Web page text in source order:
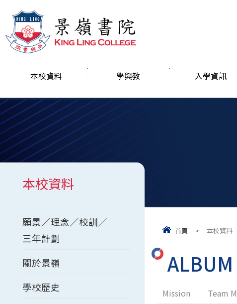
本校資料 學與教 入學資訊
首頁 > 本校資料
ALBUM
Mission Team
本校資料
願景／理念／校訓／
三年計劃
關於景嶺
學校歷史